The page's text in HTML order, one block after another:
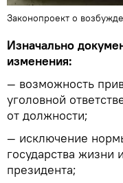
Законопроект о
Изначально
изменения:
— возможность
уголовной
от должности;
— исключение
государства жизни
президента;